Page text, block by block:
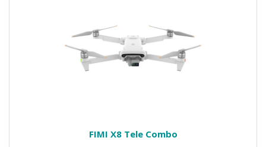
FIMI X8 Tele Combo